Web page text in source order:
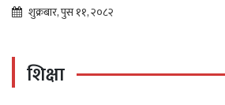
शुक्रबार, पुस ११, २०८२
शिक्षा